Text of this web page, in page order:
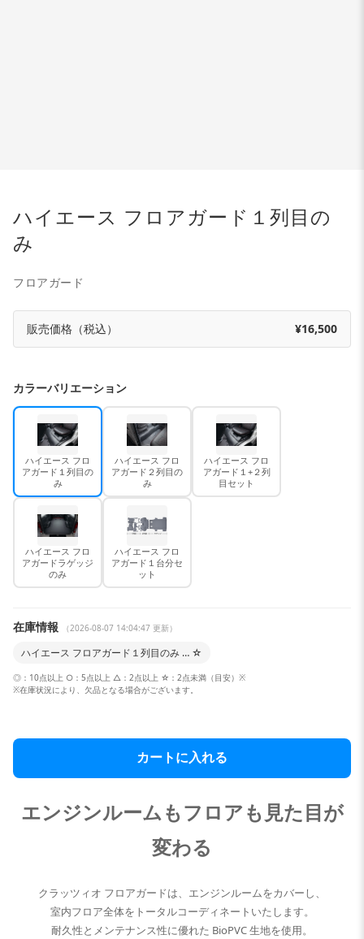
ハイエース フロアガード１列目の
み
フロアガード
販売価格（税込） ¥16,500
カラーバリエーション
ハイエース フロ
アガード１列目の
み
ハイエース フロ
アガード２列目の
み
ハイエース フロ
アガード１+２列
目セット
ハイエース フロ
アガードラゲッジ
のみ
ハイエース フロ
アガード１台分セ
ット
在庫情報 （2026-08-07 14:04:47 更新）
ハイエース フロアガード１列目のみ … ☆
◎：10点以上 ○：5点以上 △：2点以上 ☆：2点未満（目安）※
※在庫状況により、欠品となる場合がございます。
カートに入れる
エンジンルームもフロアも見た目が
変わる
クラッツィオ フロアガードは、エンジンルームをカバーし、
室内フロア全体をトータルコーディネートいたします。
耐久性とメンテナンス性に優れた BioPVC 生地を使用。